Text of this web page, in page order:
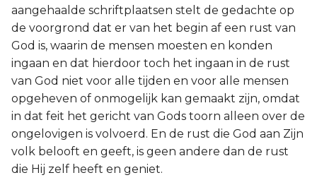
aangehaalde schriftplaatsen stelt de gedachte op
de voorgrond dat er van het begin af een rust van
God is, waarin de mensen moesten en konden
ingaan en dat hierdoor toch het ingaan in de rust
van God niet voor alle tijden en voor alle mensen
opgeheven of onmogelijk kan gemaakt zijn, omdat
in dat feit het gericht van Gods toorn alleen over de
ongelovigen is volvoerd. En de rust die God aan Zijn
volk belooft en geeft, is geen andere dan de rust
die Hij zelf heeft en geniet.